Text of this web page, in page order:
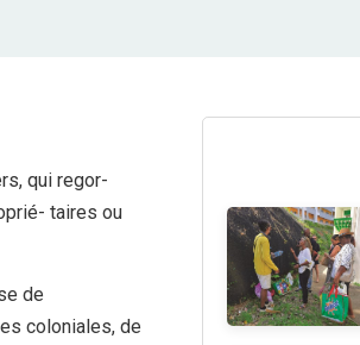
qui regor-
taires ou
de
coloniales, de